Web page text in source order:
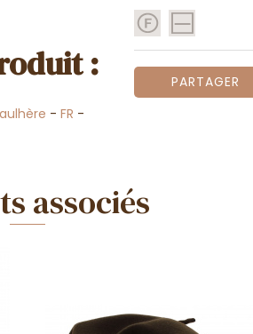
:
- FR -
PARTAGER
associés